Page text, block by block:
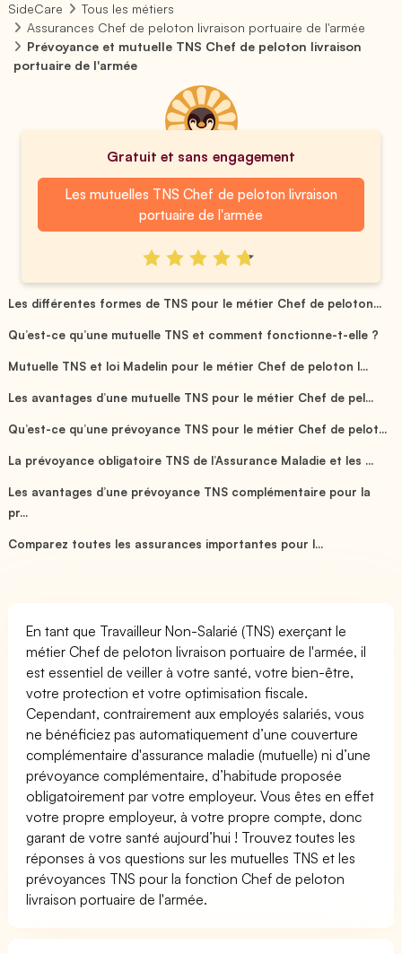
SideCare
Tous les métiers
Assurances Chef de peloton livraison portuaire de l'armée
Prévoyance et mutuelle TNS Chef de peloton livraison
portuaire de l'armée
Gratuit et sans engagement
Les mutuelles TNS Chef de peloton livraison
portuaire de l'armée
Les différentes formes de TNS pour le métier Chef de peloton...
Qu’est-ce qu’une mutuelle TNS et comment fonctionne-t-elle ?
Mutuelle TNS et loi Madelin pour le métier Chef de peloton l...
Les avantages d’une mutuelle TNS pour le métier Chef de pel...
Qu’est-ce qu’une prévoyance TNS pour le métier Chef de pelot...
La prévoyance obligatoire TNS de l’Assurance Maladie et les ...
Les avantages d’une prévoyance TNS complémentaire pour la
pr...
Comparez toutes les assurances importantes pour l...
En tant que Travailleur Non-Salarié (TNS) exerçant le
métier Chef de peloton livraison portuaire de l'armée, il
est essentiel de veiller à votre santé, votre bien-être,
votre protection et votre optimisation fiscale.
Cependant, contrairement aux employés salariés, vous
ne bénéficiez pas automatiquement d’une couverture
complémentaire d'assurance maladie (mutuelle) ni d’une
prévoyance complémentaire, d’habitude proposée
obligatoirement par votre employeur. Vous êtes en effet
votre propre employeur, à votre propre compte, donc
garant de votre santé aujourd’hui ! Trouvez toutes les
réponses à vos questions sur les mutuelles TNS et les
prévoyances TNS pour la fonction Chef de peloton
livraison portuaire de l'armée.